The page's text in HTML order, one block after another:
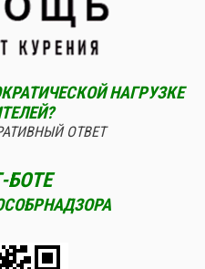
НАГРУЗКЕ
ОТВЕТ
БОТЕ